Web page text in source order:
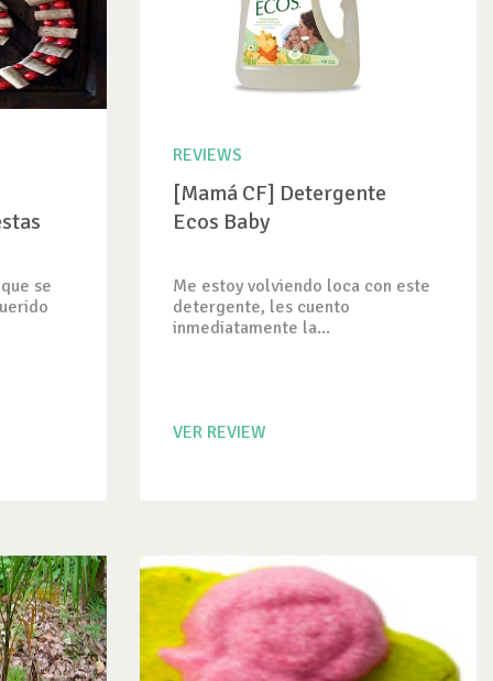
se
REVIEWS
[Mamá CF] Detergente
Ecos Baby
Me estoy volviendo loca con este
detergente, les cuento
inmediatamente la...
VER REVIEW